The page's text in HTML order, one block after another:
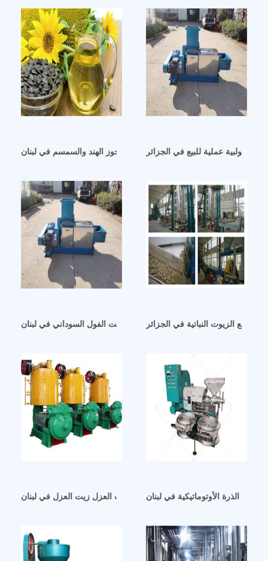
أفضل آلة لعصر زيت جوز الهند والسمسم في لبنانزيت لولبية عملية للبيع في الجزائر
ماكينة موتو لزيت الفول السوداني في لبنانلصنع الزيوت النباتية في الجزائر
آلة معالجة زيت العزل زيت العزل في لبنانجنين الذرة الأوتوماتيكية في لبنان